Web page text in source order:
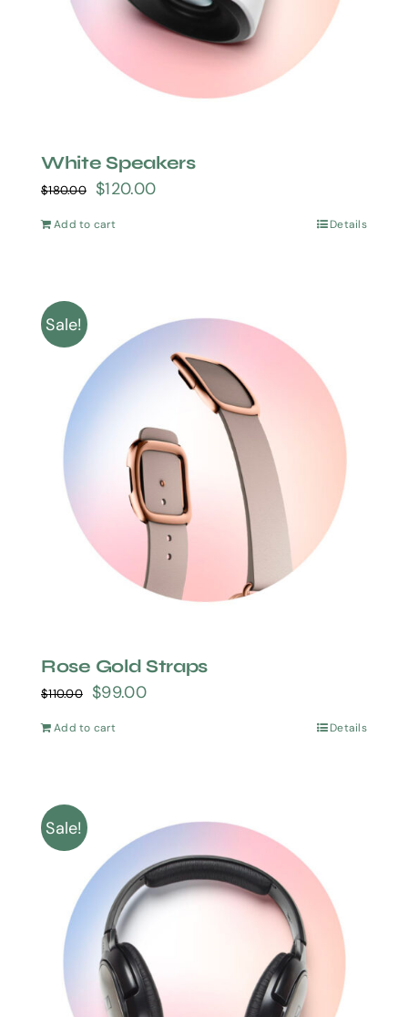
White Speakers
$180.00 $120.00
Add to cart Details
Sale!
Rose Gold Straps
$110.00 $99.00
Add to cart Details
Sale!